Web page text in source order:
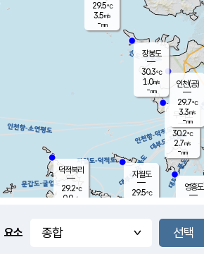
풍도
무의도
30.2℃
2.7m/s
-mm
영흥도
29.5℃
3.5m/s
-mm
자월도
29.5℃
장봉도
30.3℃
1.0m/s
-mm
덕적북리
29.2℃
0.9m/s
인천(공)
29.7℃
3.3m/s
-mm
요소